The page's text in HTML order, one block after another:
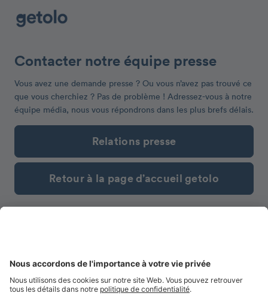
Contacter notre équipe presse
Vous avez une demande presse ? Ou vous n’avez pas trouvé ce
que vous cherchiez ? Pas de problème ! Adressez-vous à notre
équipe média, nous vous répondrons dans les plus brefs délais.
Relations presse
Retour à la page d’accueil getolo
Espace presse